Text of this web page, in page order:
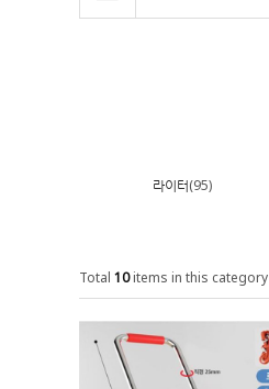
라이터(95)
Total 10items in this category